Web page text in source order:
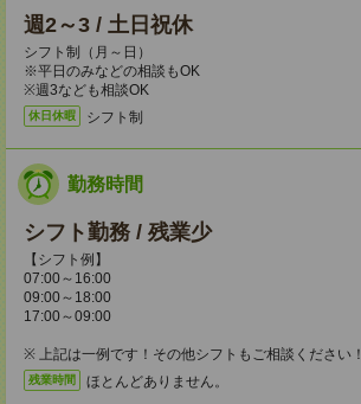
週2～3 / 土日祝休
シフト制（月～日）
※平日のみなどの相談もOK
※週3なども相談OK
休日休暇 シフト制
勤務時間
シフト勤務 / 残業少
【シフト例】
07:00～16:00
09:00～18:00
17:00～09:00
※ 上記は一例です！その他シフトもご相談ください！
残業時間 ほとんどありません。